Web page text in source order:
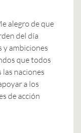
alegro de que
del día
ambiciones
que todos
las naciones
a los
de acción